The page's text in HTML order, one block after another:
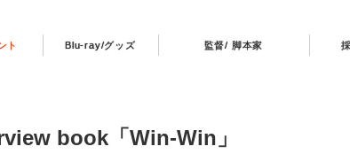
ト Blu-ray/グッズ 監督/ 脚本家
book「Win-Win」